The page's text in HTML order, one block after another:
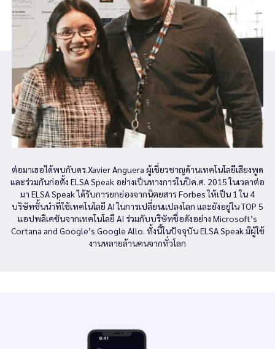
ต่อมาเธอได้พบกับดร.Xavier Anguera ผู้เชี่ยวชาญด้านเทคโนโลยีเสียงพูด
และร่วมกันก่อตั้ง ELSA Speak อย่างเป็นทางการในปีค.ศ. 2015 ในเวลาต่อ
มา ELSA Speak ได้รับการยกย่องจากนิตยสาร Forbes ให้เป็น 1 ใน 4
บริษัทชั้นนำที่ใช้เทคโนโลยี AI ในการเปลี่ยนแปลงโลก และยังอยู่ใน TOP 5
แอปพลิเคชันจากเทคโนโลยี AI ร่วมกับบริษัทชื่อดังอย่าง Microsoft’s
Cortana and Google’s Google Allo. ทั้งนี้ในปัจจุบัน ELSA Speak มีผู้ใช้
งานหลายล้านคนจากทั่วโลก